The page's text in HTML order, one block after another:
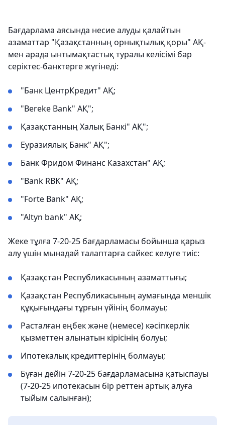
Бағдарлама аясында несие алуды қалайтын
азаматтар "Қазақстанның орнықтылық қоры" АҚ-
мен арада ынтымақтастық туралы келісімі бар
серіктес-банктерге жүгінеді:
"Банк ЦентрКредит" АҚ;
"Bereke Bank" АҚ";
Қазақстанның Халық Банкі" АҚ";
Еуразиялық Банк" АҚ";
Банк Фридом Финанс Казахстан" АҚ;
"Bank RBK" АҚ;
"Forte Bank" АҚ;
"Altyn bank" АҚ;
Жеке тұлға 7-20-25 бағдарламасы бойынша қарыз
алу үшін мынадай талаптарға сәйкес келуге тиіс:
Қазақстан Республикасының азаматтығы;
Қазақстан Республикасының аумағында меншік
құқығындағы тұрғын үйінің болмауы;
Расталған еңбек және (немесе) кәсіпкерлік
қызметтен алынатын кірісінің болуы;
Ипотекалық кредиттерінің болмауы;
Бұған дейін 7-20-25 бағдарламасына қатыспауы
(7-20-25 ипотекасын бір реттен артық алуға
тыйым салынған);